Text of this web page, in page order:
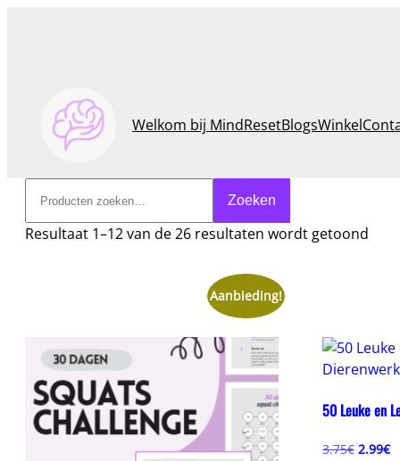
Welkom bij MindResetBlogsWinkel
Zoeken
Resultaat 1–12 van de 26 resultaten wordt getoond
Aanbieding!
50 Leuke en
3.75€ 2.99€